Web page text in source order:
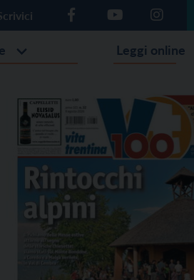
Leggi online